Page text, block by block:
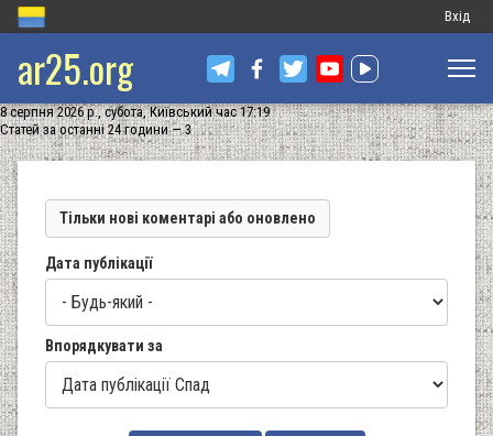
Меню
запису
Вхід
ar25.org
8 серпня 2026 р., субота, Київський час 17:19
Статей за останні 24 години — 3
Тільки нові коментарі або оновлено
Дата публікації
Впорядкувати за